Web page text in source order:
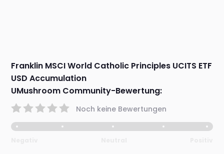
Franklin MSCI World Catholic Principles UCITS ETF
USD Accumulation
UMushroom Community-Bewertung:
Noch keine Bewertungen